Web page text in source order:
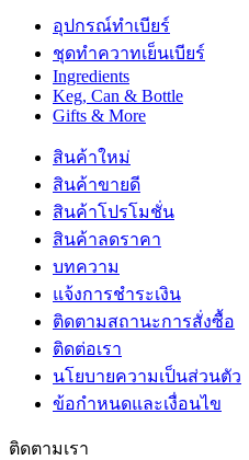
อุปกรณ์ทำเบียร์
ชุดทำควาทเย็นเบียร์
Ingredients
Keg, Can & Bottle
Gifts & More
สินค้าใหม่
สินค้าขายดี
สินค้าโปรโมชั่น
สินค้าลดราคา
บทความ
แจ้งการชำระเงิน
ติดตามสถานะการสั่งซื้อ
ติดต่อเรา
นโยบายความเป็นส่วนตัว
ข้อกำหนดและเงื่อนไข
ติดตามเรา